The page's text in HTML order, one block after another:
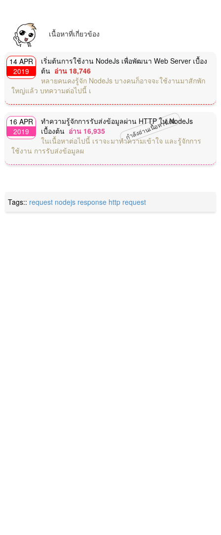
เนื้อหาที่เกี่ยวข้อง
14 APR
2019
เริ่มต้นการใช้งาน NodeJs เพื่อพัฒนา Web Server เบื้อง
ต้น อ่าน 18,746
หลายคนคงรู้จัก NodeJs บางคนก็อาจจะใช้งานมาสักพัก
ใหญ่แล้ว บทความต่อไปนี้ เ
กำลังอ่านเนื้อหานี้อยู่
16 APR
2019
ทำความรู้จักการรับส่งข้อมูลผ่าน HTTP ใน NodeJs
เบื้องต้น อ่าน 16,935
ในเนื้อหาต่อไปนี้ เราจะมาทำความเข้าใจ และรู้จักการ
ใช้งาน การรับส่งข้อมูลผ
Tags:: request nodejs response http request